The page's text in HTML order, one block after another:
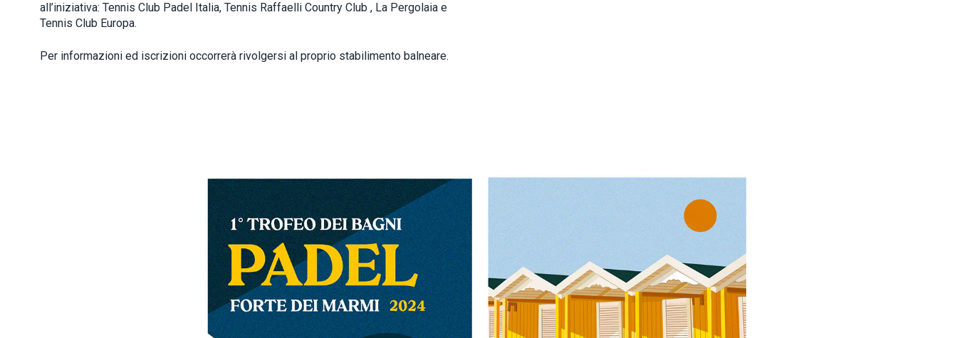
all’iniziativa: Tennis Club Padel Italia, Tennis Raffaelli Country Club , La Pergolaia e
Tennis Club Europa.
Per informazioni ed iscrizioni occorrerà rivolgersi al proprio stabilimento balneare.